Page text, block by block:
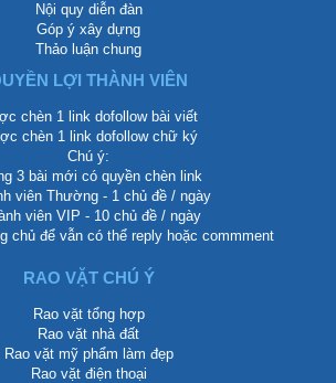
Nội quy diễn đàn
Góp ý xây dựng
Thảo luận chung
LỢI THÀNH VIÊN
chèn 1 link dofollow bài viết
chèn 1 link dofollow chữ ký
Chú ý:
3 bài mới có quyền chèn link
viên Thường - 1 chủ đề / ngày
viên VIP - 10 chủ đề / ngày
chủ để vẫn có thể reply hoặc commment
RAO VẶT CHÚ Ý
Rao vặt tổng hợp
Rao vặt nhà đất
Rao vặt mỹ phẩm làm đẹp
Rao vặt điện thoại